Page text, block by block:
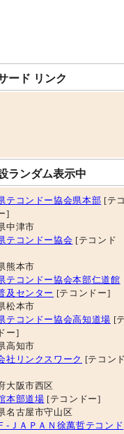
ード リンク
ランダム表示中
テコンドー協会県本部 [テコ
]
中津市
テコンドー協会 [テコンド
熊本市
テコンドー協会本部仁道館
及センター [テコンドー]
松本市
テコンドー協会高知道場 [テ
ー]
高知市
社リンクスワーク
[テコンド
大阪市西区
本部道場 [テコンドー]
名古屋市守山区
‐ＪＡＰＡＮ徐萬哲テコンド